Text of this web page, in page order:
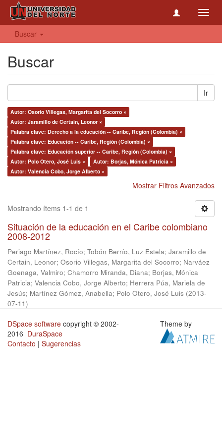
Buscar
Buscar
Ir
Autor: Osorio Villegas, Margarita del Socorro ×
Autor: Jaramillo de Certain, Leonor ×
Palabra clave: Derecho a la educación -- Caribe, Región (Colombia) ×
Palabra clave: Educación -- Caribe, Región (Colombia) ×
Palabra clave: Educación superior -- Caribe, Región (Colombia) ×
Autor: Polo Otero, José Luis ×
Autor: Borjas, Mónica Patricia ×
Autor: Valencia Cobo, Jorge Alberto ×
Mostrar Filtros Avanzados
Mostrando ítems 1-1 de 1
Situación de la educación en el Caribe colombiano
2008-2012
Periago Martínez, Rocío; Tobón Berrío, Luz Estela; Jaramillo de
Certain, Leonor; Osorio Villegas, Margarita del Socorro; Narváez
Goenaga, Valmiro; Chamorro Miranda, Diana; Borjas, Mónica
Patricia; Valencia Cobo, Jorge Alberto; Herrera Púa, Mariela de
Jesús; Martínez Gómez, Anabella; Polo Otero, José Luis (2013-
07-11)
DSpace software copyright © 2002-
2016 DuraSpace
Contacto | Sugerencias
Theme by